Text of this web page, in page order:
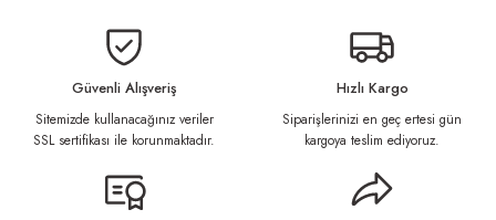
yetersiz gördüğünüz noktaları öneri formunu kullanarak tarafımıza
Görüş ve önerileriniz için teşekkür ederiz.
Ürün resmi kalitesiz, bozuk veya görüntülenemiyor.
Ürün bilgilerinde hatalar bulunuyor.
Güvenli Alışveriş
Sitemizde kullanacağınız veriler
SSL sertifikası ile korunmaktadır.
Hızlı Kargo
Siparişlerinizi en geç ertesi gün
kargoya teslim ediyoruz.